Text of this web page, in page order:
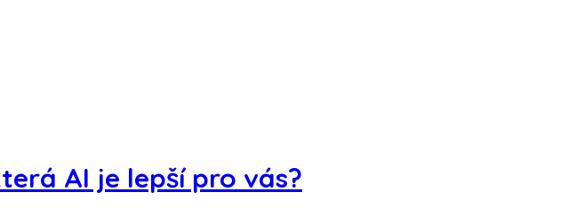
AI je lepší pro vás?